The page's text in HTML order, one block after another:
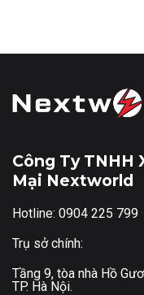
Công Ty TNHH
Mại Nextworld
Hotline: 0904 225 799
Trụ sở chính:
Tầng 9, tòa nhà Hồ
TP. Hà Nội.